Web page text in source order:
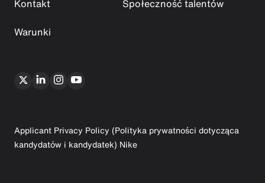
Kontakt
Społeczność talentów
Warunki
Applicant Privacy Policy (Polityka prywatności dotycząca
kandydatów i kandydatek) Nike